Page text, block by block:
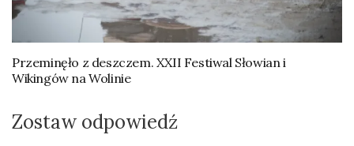
Przeminęło z deszczem. XXII Festiwal Słowian i
Wikingów na Wolinie
Zostaw odpowiedź